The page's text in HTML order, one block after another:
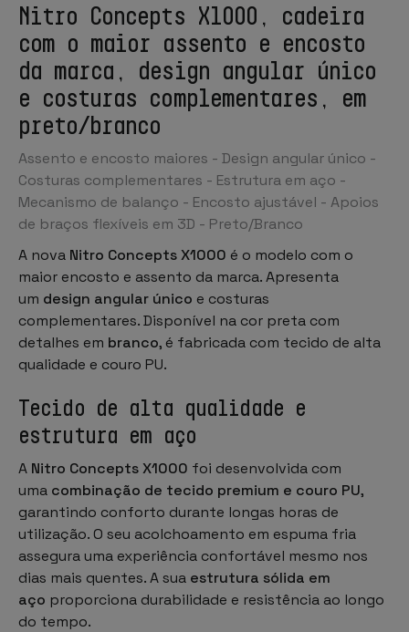
Nitro Concepts X1000, cadeira
com o maior assento e encosto
da marca, design angular único
e costuras complementares, em
preto/branco
Assento e encosto maiores - Design angular único -
Costuras complementares - Estrutura em aço -
Mecanismo de balanço - Encosto ajustável - Apoios
de braços flexíveis em 3D - Preto/Branco
A nova Nitro Concepts X1000 é o modelo com o
maior encosto e assento da marca. Apresenta
um design angular único e costuras
complementares. Disponível na cor preta com
detalhes em branco, é fabricada com tecido de alta
qualidade e couro PU.
Tecido de alta qualidade e
estrutura em aço
A Nitro Concepts X1000 foi desenvolvida com
uma combinação de tecido premium e couro PU,
garantindo conforto durante longas horas de
utilização. O seu acolchoamento em espuma fria
assegura uma experiência confortável mesmo nos
dias mais quentes. A sua estrutura sólida em
aço proporciona durabilidade e resistência ao longo
do tempo.